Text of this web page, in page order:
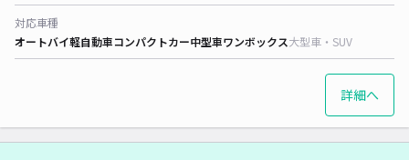
対応車種
オートバイ軽自動車コンパクトカー中型車ワンボックス大型車・SUV
詳細へ